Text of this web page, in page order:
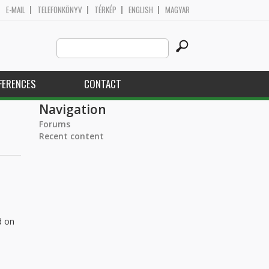
E-MAIL TELEFONKÖNYV TÉRKÉP ENGLISH MAGYAR
Search
this
site
CONTACT
on
Navigation
Forums
Recent content